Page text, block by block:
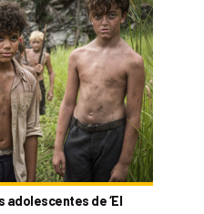
adolescentes de ‘El